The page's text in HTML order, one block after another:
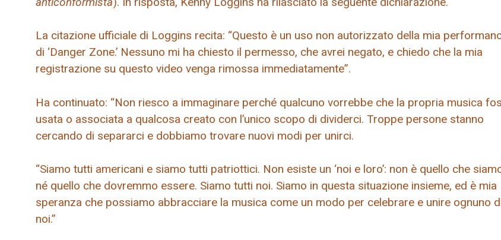
La citazione ufficiale di Loggins recita: “Questo è un uso non autorizzato della mia
di ‘Danger Zone.’ Nessuno mi ha chiesto il permesso, che avrei negato, e chiedo che la mia
registrazione su questo video venga rimossa immediatamente”.
Ha continuato: “Non riesco a immaginare perché qualcuno vorrebbe che la propria musica
usata o associata a qualcosa creato con l’unico scopo di dividerci. Troppe persone stanno
cercando di separarci e dobbiamo trovare nuovi modi per unirci.
“Siamo tutti americani e siamo tutti patriottici. Non esiste un ‘noi e loro’: non è quello che
né quello che dovremmo essere. Siamo tutti noi. Siamo in questa situazione insieme, ed è mia
speranza che possiamo abbracciare la musica come un modo per celebrare e unire ognuno
noi.”